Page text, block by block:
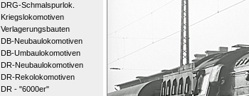
DRG-Schmalspurlok.
Kriegslokomotiven
Verlagerungsbauten
DB-Neubaulokomotiven
DB-Umbaulokomotiven
DR-Neubaulokomotiven
DR-Rekolokomotiven
DR - "6000er"